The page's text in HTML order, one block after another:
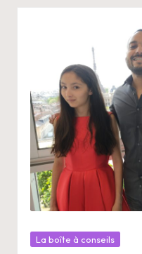
Posté
La boîte à conseils